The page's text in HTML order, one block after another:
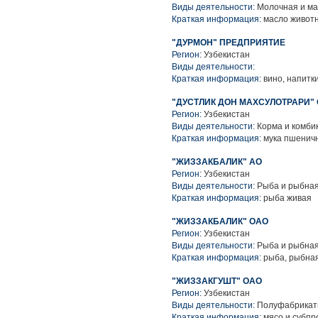
Виды деятельности: Молочная и
Краткая информация: масло
"ДУРМОН" ПРЕДПРИЯТИЕ
Регион: Узбекистан
Виды деятельности:
Краткая информация: вино,
"ДУСТЛИК ДОН МАХСУЛОТРАРИ"
Регион: Узбекистан
Виды деятельности: Корма и
Краткая информация: мука
"ЖИЗЗАКБАЛИК" АО
Регион: Узбекистан
Виды деятельности: Рыба и
Краткая информация: рыба живая
"ЖИЗЗАКБАЛИК" ОАО
Регион: Узбекистан
Виды деятельности: Рыба и
Краткая информация: рыба,
"ЖИЗЗАКГУШТ" ОАО
Регион: Узбекистан
Виды деятельности: